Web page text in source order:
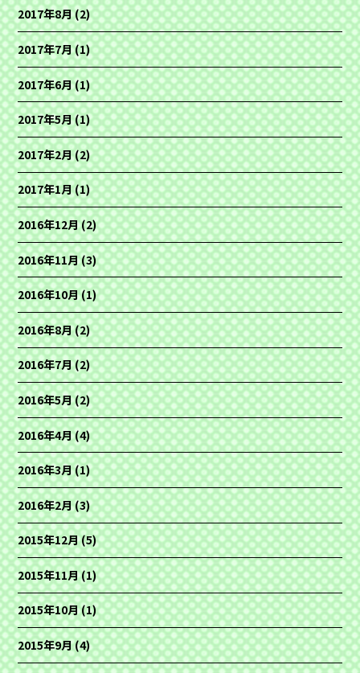
2017年8月(2)
2017年7月(1)
2017年6月(1)
2017年5月(1)
2017年2月(2)
2017年1月(1)
2016年12月(2)
2016年11月(3)
2016年10月(1)
2016年8月(2)
2016年7月(2)
2016年5月(2)
2016年4月(4)
2016年3月(1)
2016年2月(3)
2015年12月(5)
2015年11月(1)
2015年10月(1)
2015年9月(4)